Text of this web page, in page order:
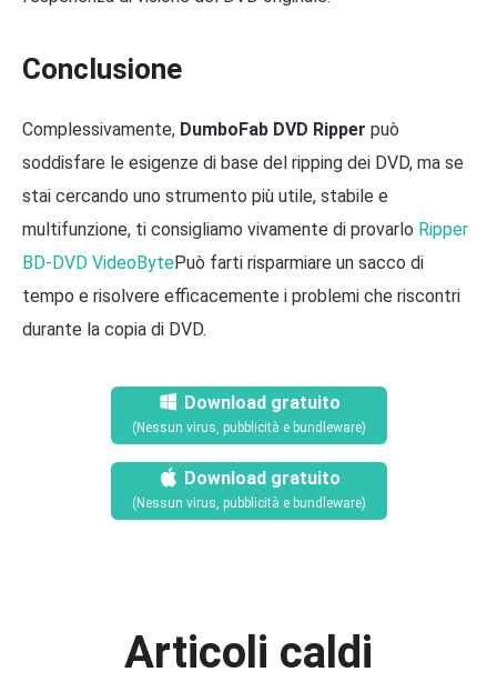
Conclusione
Complessivamente, DumboFab DVD Ripper può
soddisfare le esigenze di base del ripping dei DVD, ma se
stai cercando uno strumento più utile, stabile e
multifunzione, ti consigliamo vivamente di provarlo Ripper
BD-DVD VideoBytePuò farti risparmiare un sacco di
tempo e risolvere efficacemente i problemi che riscontri
durante la copia di DVD.
Download gratuito
(Nessun virus, pubblicità e bundleware)
Download gratuito
(Nessun virus, pubblicità e bundleware)
Articoli caldi